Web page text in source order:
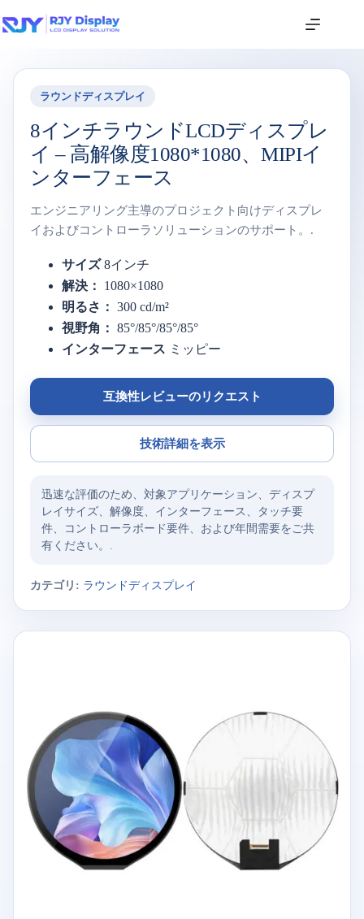
ラウンドディスプレイ
8インチラウンドLCDディスプレ
イ – 高解像度1080*1080、MIPIイ
ンターフェース
エンジニアリング主導のプロジェクト向けディスプレ
イおよびコントローラソリューションのサポート。.
サイズ8インチ
解決：
1080×1080
明るさ： 300 cd/m²
視野角： 85°/85°/85°/85°
インターフェース ミッピー
互換性レビューのリクエスト
技術詳細を表示
迅速な評価のため、対象アプリケーション、ディスプ
レイサイズ、解像度、インターフェース、タッチ要
件、コントローラボード要件、および年間需要をご共
有ください。.
カテゴリ: ラウンドディスプレイ